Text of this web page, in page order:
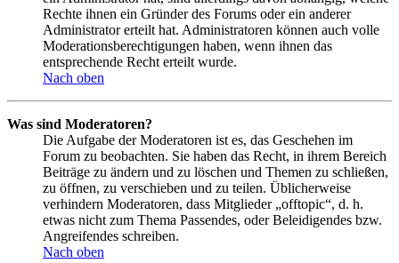
Rechte ihnen ein Gründer des Forums oder ein anderer
Administrator erteilt hat. Administratoren können auch volle
Moderationsberechtigungen haben, wenn ihnen das
entsprechende Recht erteilt wurde.
Nach oben
Was sind Moderatoren?
Die Aufgabe der Moderatoren ist es, das Geschehen im
Forum zu beobachten. Sie haben das Recht, in ihrem Bereich
Beiträge zu ändern und zu löschen und Themen zu schließen,
zu öffnen, zu verschieben und zu teilen. Üblicherweise
verhindern Moderatoren, dass Mitglieder „offtopic“, d. h.
etwas nicht zum Thema Passendes, oder Beleidigendes bzw.
Angreifendes schreiben.
Nach oben